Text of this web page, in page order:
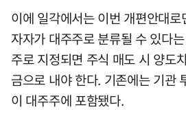
이에 일각에서는 이번 개편안대
자자가 대주주로 분류될 수 있다
주로 지정되면 주식 매도 시 양도
금으로 내야 한다. 기존에는 기관
이 대주주에 포함됐다.